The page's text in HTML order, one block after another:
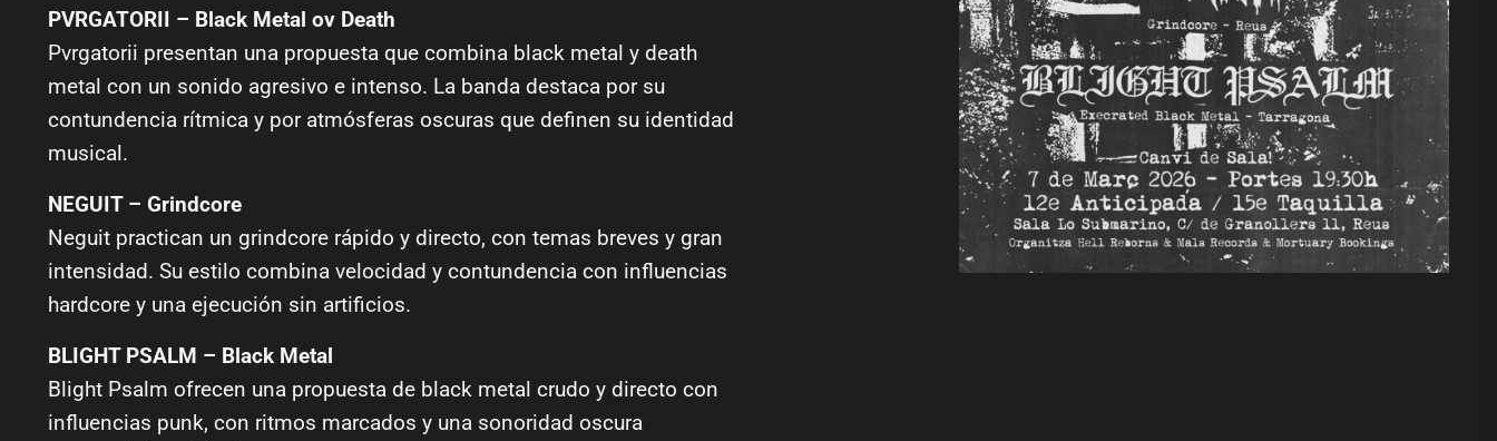
PVRGATORII – Black Metal ov Death
Pvrgatorii presentan una propuesta que combina black metal y death
metal con un sonido agresivo e intenso. La banda destaca por su
contundencia rítmica y por atmósferas oscuras que definen su identidad
musical.
NEGUIT – Grindcore
Neguit practican un grindcore rápido y directo, con temas breves y gran
intensidad. Su estilo combina velocidad y contundencia con influencias
hardcore y una ejecución sin artificios.
BLIGHT PSALM – Black Metal
Blight Psalm ofrecen una propuesta de black metal crudo y directo con
influencias punk, con ritmos marcados y una sonoridad oscura